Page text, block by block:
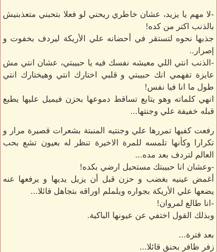
-لا مهم يا يزيد، عشان خاطري ريحني لو فعلا بتحبني متعذبنيش
بالذنب اكتر من كده!
جذبها نحوه لتستقر في أحضانه علي الأريكة ليردف بخفوت و
إصرار..
-الذنب انتي اللي معيشه نفسك فيه يا حبيبتي، عشان انتي مش
عايزة تفهمي انك حبيبتي و قلبي اختارك انتي وهيختارك انتي
طول ما انا فيا نفس!
انهي كلماته وهو يتابع تساقط دموعها بحزن فيميل عليها يطبع
قبله خفيفة علي وجنتها...
رفعت كفيها تمررها علي وجنتيه المنبتة بشعرات قصيرة مرار و
تكرارا وكأنها تلمسه للمرة الاخيرة تنظر له بعيون تشع بحب
العالم لتردف بعد مده...
-وعشان انا حبيبتك مستحيل ارضي بكده!
أغمض عينيه بغضب و حزن قبل أن يزيل يديها و يرفعها عنه
يضعها علي الأريكة بجواره ويلملم اوراقه بتجاهل قائلا...
-انا طالع لمروان!
وبذلك القول اختفي عن عيونها الباكية.
بعد فترة...
زفر ظافر بحنق قائلا...